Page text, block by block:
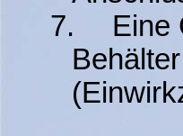
7.
Eine